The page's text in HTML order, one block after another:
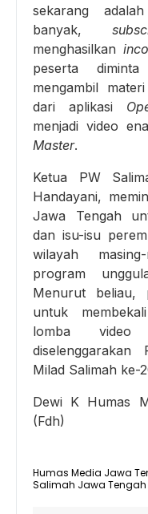
sekarang
banyak,
menghasilkan
peserta
mengambil
dari aplikasi
menjadi video
Master.
Ketua PW
Handayani,
Jawa Tengah
dan isu-isu
wilayah
program
Menurut beliau,
untuk
lomba
Milad Salimah ke-
Dewi K Humas
(Fdh)
Humas Media Jawa
Salimah Jawa Tengah